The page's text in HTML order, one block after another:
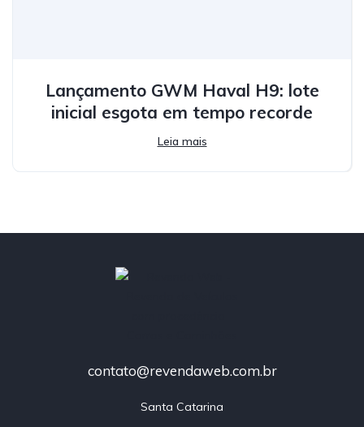
Lançamento GWM Haval H9: lote
inicial esgota em tempo recorde
Leia mais
contato@revendaweb.com.br
Santa Catarina